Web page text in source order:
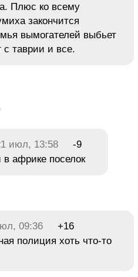
Плюс ко всему
закончится
вымогателей выбьет
с таврии и все.
июл, 13:58
-9
в африке поселок
09:36
+16
полиция хоть что-то